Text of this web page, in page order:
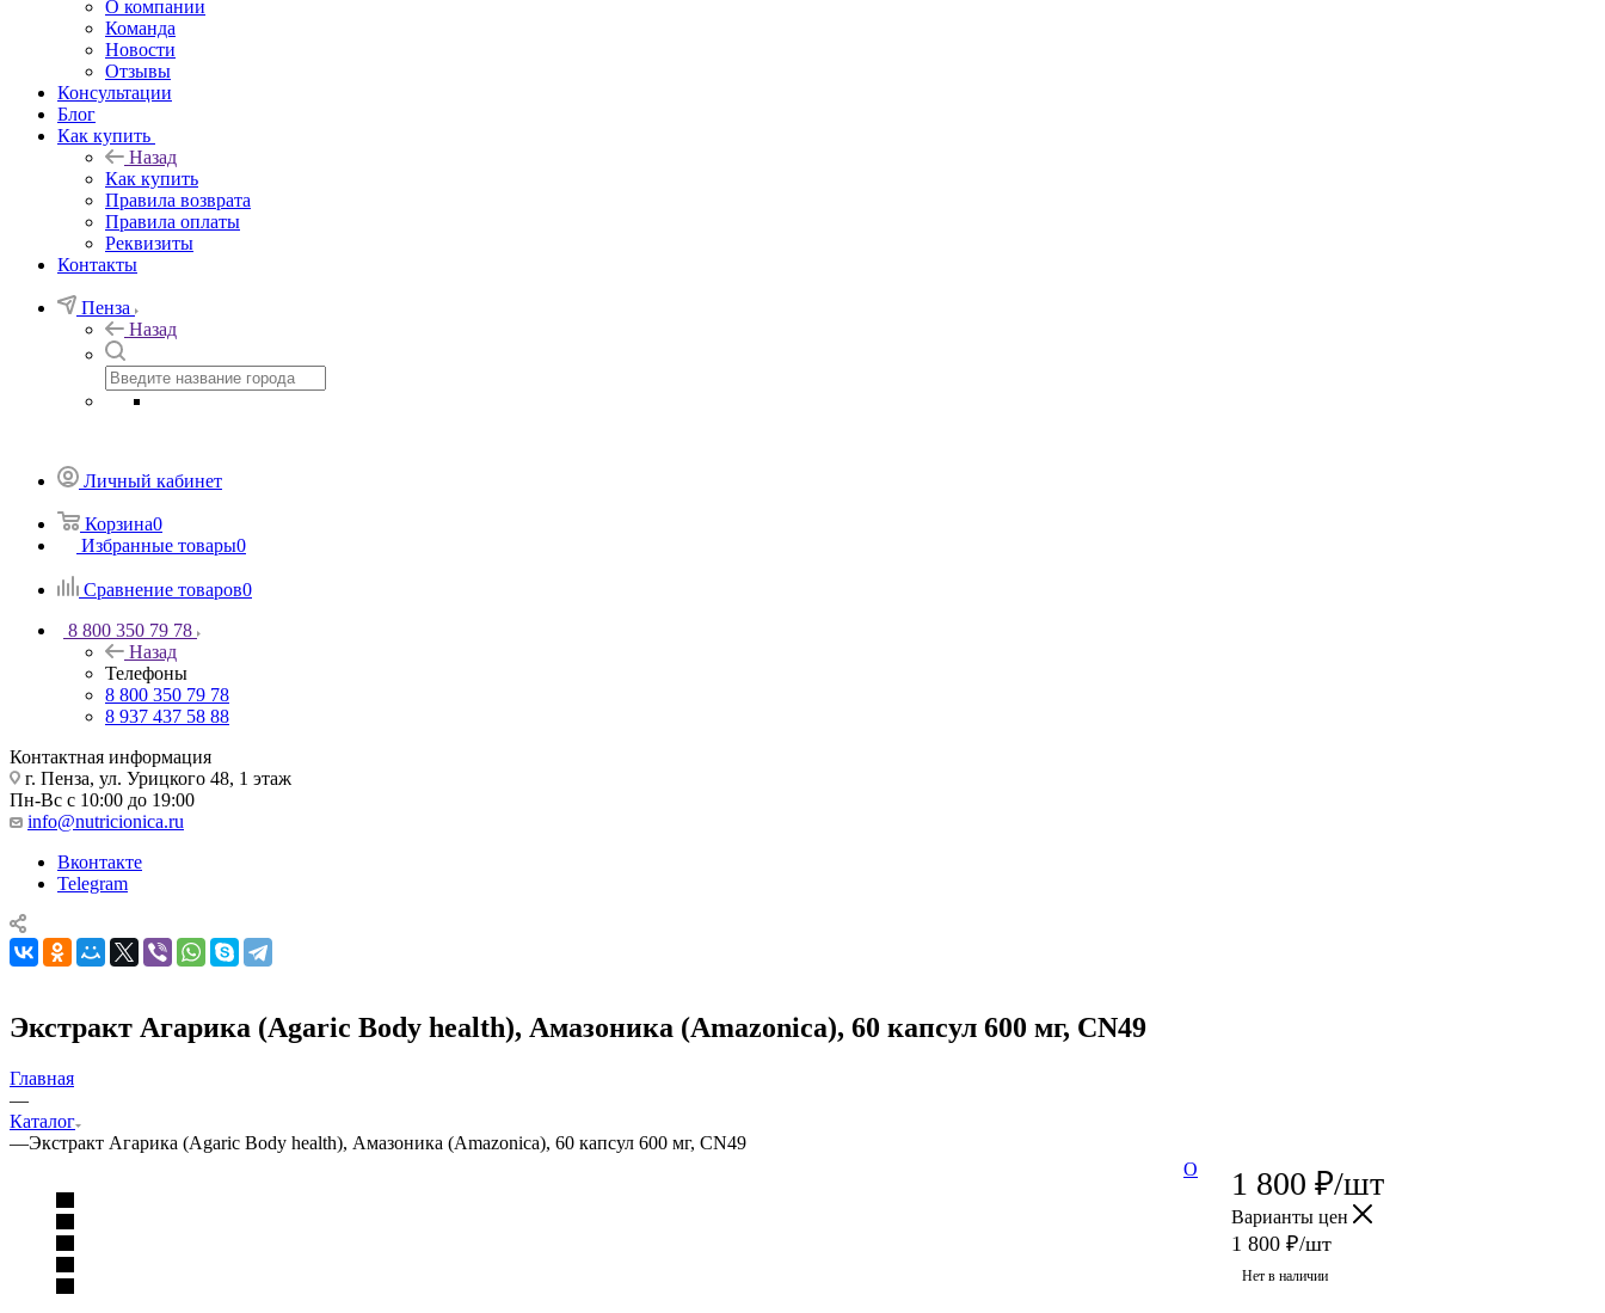
О компании
Команда
Новости
Отзывы
Консультации
Блог
Как купить
Назад
Как купить
Правила возврата
Правила оплаты
Реквизиты
Контакты
Пенза
Назад
Личный кабинет
Корзина0
Избранные товары0
Сравнение товаров0
8 800 350 79 78
Назад
Телефоны
8 800 350 79 78
8 937 437 58 88
Контактная информация
г. Пенза, ул. Урицкого 48, 1 этаж
Пн-Вс с 10:00 до 19:00
info@nutricionica.ru
Вконтакте
Telegram
Экстракт Агарика (Agaric Body health), Амазоника (Amazonica), 60 капсул 600 мг, CN49
Главная
—
Каталог
—Экстракт Агарика (Agaric Body health), Амазоника (Amazonica), 60 капсул 600 мг, CN49
1 800 ₽/шт
Варианты цен
1 800 ₽/шт
Нет в наличии
О